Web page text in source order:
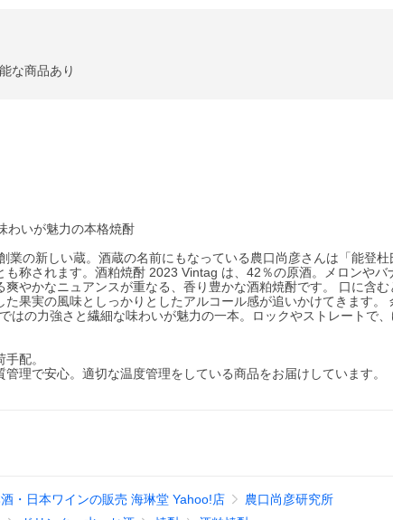
な商品あり
わいが魅力の本格焼酎
業の新しい蔵。酒蔵の名前にもなっている農口尚彦さんは「能登杜
称されます。酒粕焼酎 2023 Vintag は、42％の原酒。メロンや
爽やかなニュアンスが重なる、香り豊かな酒粕焼酎です。 口に含
果実の風味としっかりとしたアルコール感が追いかけてきます。
はの力強さと繊細な味わいが魅力の一本。ロックやストレートで、
配。
理で安心。適切な温度管理をしている商品をお届けしています。
・日本ワインの販売 海琳堂 Yahoo!店
農口尚彦研究所